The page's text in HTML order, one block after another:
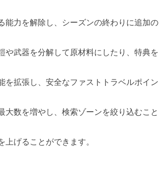
能力を解除し、シーズンの終わりに追加の
や武器を分解して原材料にしたり、特典を
を拡張し、安全なファストトラベルポイン
大数を増やし、検索ゾーンを絞り込むこと
げることができます。